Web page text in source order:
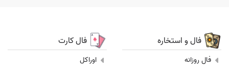
فال و استخاره
فال روزانه
فال کارت
اوراکل